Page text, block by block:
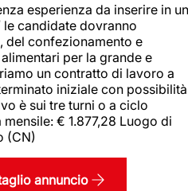
esperienza da inserire in un
candidate dovranno
del confezionamento e
per la grande e
un contratto di lavoro a
iniziale con possibilità
è sui tre turni o a ciclo
€ 1.877,28 Luogo di
(CN)
annuncio